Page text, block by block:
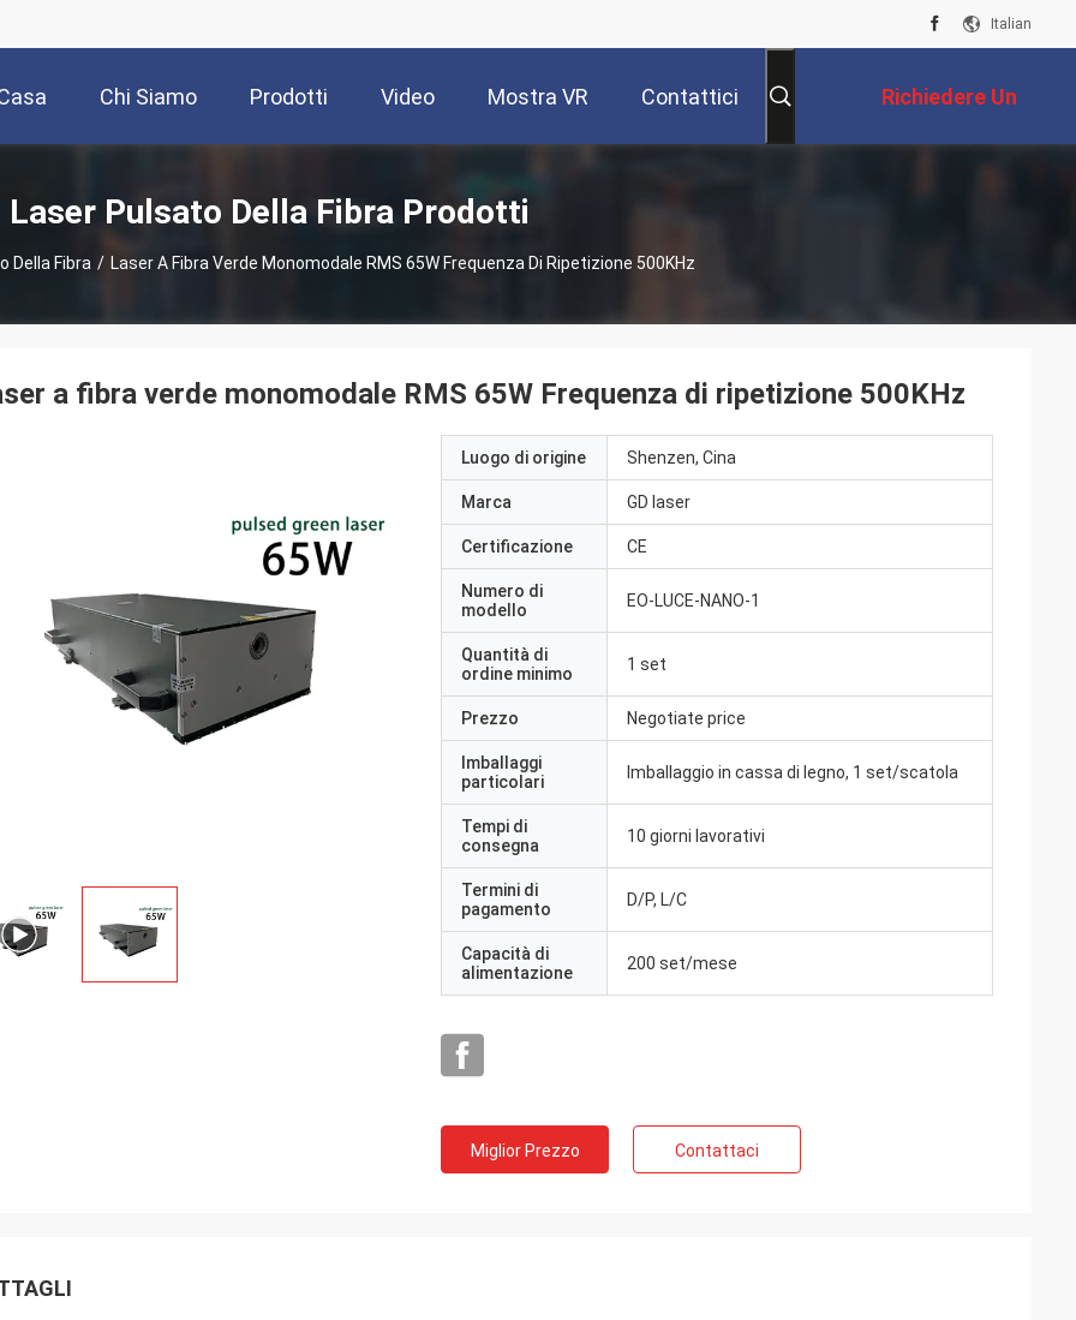
Italian
Chi Siamo Prodotti Video Mostra VR Contattici Richiedere Un
Preventivo
Laser Pulsato Della Fibra Prodotti
Della Fibra / Laser A Fibra Verde Monomodale RMS 65W Frequenza Di Ripetizione 500KHz
a fibra verde monomodale RMS 65W Frequenza di ripetizione 500KHz
Luogo di origine Shenzen, Cina
Marca GD laser
Certificazione CE
Numero di
modello
EO-LUCE-NANO-1
Quantità di
ordine minimo
1 set
Prezzo Negotiate price
Imballaggi
particolari
Imballaggio in cassa di legno, 1 set/scatola
Tempi di
consegna
10 giorni lavorativi
Termini di
pagamento
D/P, L/C
Capacità di
alimentazione
200 set/mese
Miglior Prezzo Contattaci